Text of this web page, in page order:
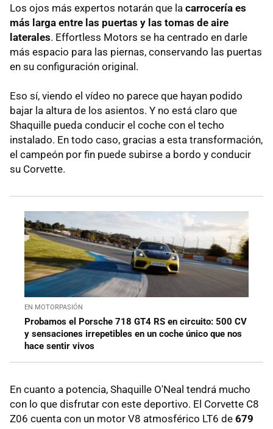
Los ojos más expertos notarán que la carrocería es
más larga entre las puertas y las tomas de aire
laterales. Effortless Motors se ha centrado en darle
más espacio para las piernas, conservando las puertas
en su configuración original.
Eso sí, viendo el vídeo no parece que hayan podido
bajar la altura de los asientos. Y no está claro que
Shaquille pueda conducir el coche con el techo
instalado. En todo caso, gracias a esta transformación,
el campeón por fin puede subirse a bordo y conducir
su Corvette.
EN MOTORPASIÓN
Probamos el Porsche 718 GT4 RS en circuito: 500 CV
y sensaciones irrepetibles en un coche único que nos
hace sentir vivos
En cuanto a potencia, Shaquille O'Neal tendrá mucho
con lo que disfrutar con este deportivo. El Corvette C8
Z06 cuenta con un motor V8 atmosférico LT6 de 679